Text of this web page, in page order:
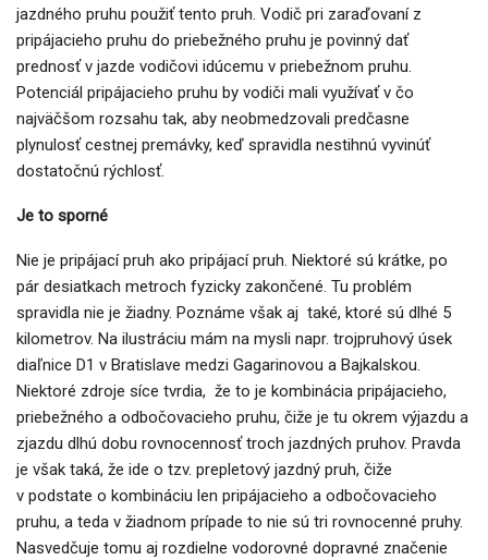
jazdného pruhu použiť tento pruh. Vodič pri zaraďovaní z
pripájacieho pruhu do priebežného pruhu je povinný dať
prednosť v jazde vodičovi idúcemu v priebežnom pruhu.
Potenciál pripájacieho pruhu by vodiči mali využívať v čo
najväčšom rozsahu tak, aby neobmedzovali predčasne
plynulosť cestnej premávky, keď spravidla nestihnú vyvinúť
dostatočnú rýchlosť.
Je to sporné
Nie je pripájací pruh ako pripájací pruh. Niektoré sú krátke, po
pár desiatkach metroch fyzicky zakončené. Tu problém
spravidla nie je žiadny. Poznáme však aj také, ktoré sú dlhé 5
kilometrov. Na ilustráciu mám na mysli napr. trojpruhový úsek
diaľnice D1 v Bratislave medzi Gagarinovou a Bajkalskou.
Niektoré zdroje síce tvrdia, že to je kombinácia pripájacieho,
priebežného a odbočovacieho pruhu, čiže je tu okrem výjazdu a
zjazdu dlhú dobu rovnocennosť troch jazdných pruhov. Pravda
je však taká, že ide o tzv. prepletový jazdný pruh, čiže
v podstate o kombináciu len pripájacieho a odbočovacieho
pruhu, a teda v žiadnom prípade to nie sú tri rovnocenné pruhy.
Nasvedčuje tomu aj rozdielne vodorovné dopravné značenie